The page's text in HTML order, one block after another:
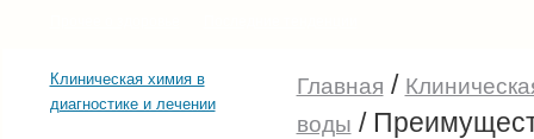
Клиническая химия в
диагностике и лечении
Главная /
воды /